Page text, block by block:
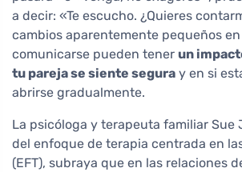
a decir: «Te escucho. ¿Quieres
cambios aparentemente pequeños
comunicarse pueden tener un
tu pareja se siente segura y en si
abrirse gradualmente.
La psicóloga y terapeuta familiar Sue
del enfoque de terapia centrada en
(EFT), subraya que en las relaciones